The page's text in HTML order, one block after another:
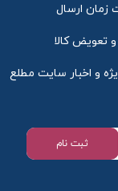
زمان ارسال
تعویض کالا
و اخبار سایت مطلع
ثبت نام